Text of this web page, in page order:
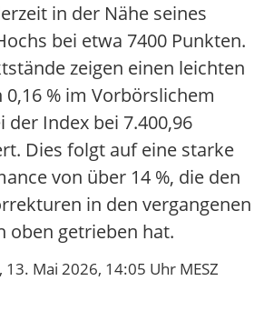
in der Nähe seines
bei etwa 7400 Punkten.
zeigen einen leichten
0,16 % im Vorbörslichem
der Index bei 7.400,96
Dies folgt auf eine starke
von über 14 %, die den
in den vergangenen
oben getrieben hat.
Mai 2026, 14:05 Uhr MESZ